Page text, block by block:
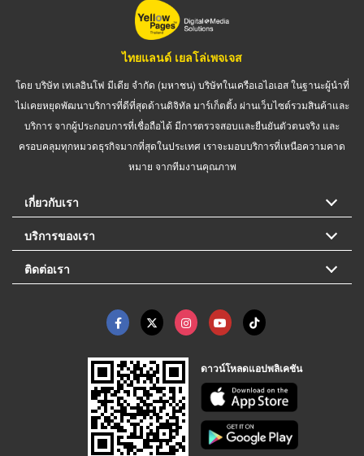
ไทยแลนด์ เยลโล่เพจเจส
โดย บริษัท เทเลอินโฟ มีเดีย จำกัด (มหาชน) บริษัทในเครือเอไอเอส ในฐานะผู้นำที่
ไม่เคยหยุดพัฒนาบริการที่ดีที่สุดด้านดิจิทัล มาร์เก็ตติ้ง ผ่านเว็บไซต์รวมสินค้าและ
บริการ จากผู้ประกอบการที่เชื่อถือได้ มีการตรวจสอบและยืนยันตัวตนจริง และ
ครอบคลุมทุกหมวดธุรกิจมากที่สุดในประเทศ เราจะมอบบริการที่เหนือความคาด
หมาย จากทีมงานคุณภาพ
เกี่ยวกับเรา
บริการของเรา
ติดต่อเรา
ดาวน์โหลดแอปพลิเคชัน